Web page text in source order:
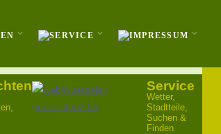
Service
Wetter,
Stadtteile,
Suchen &
Finden